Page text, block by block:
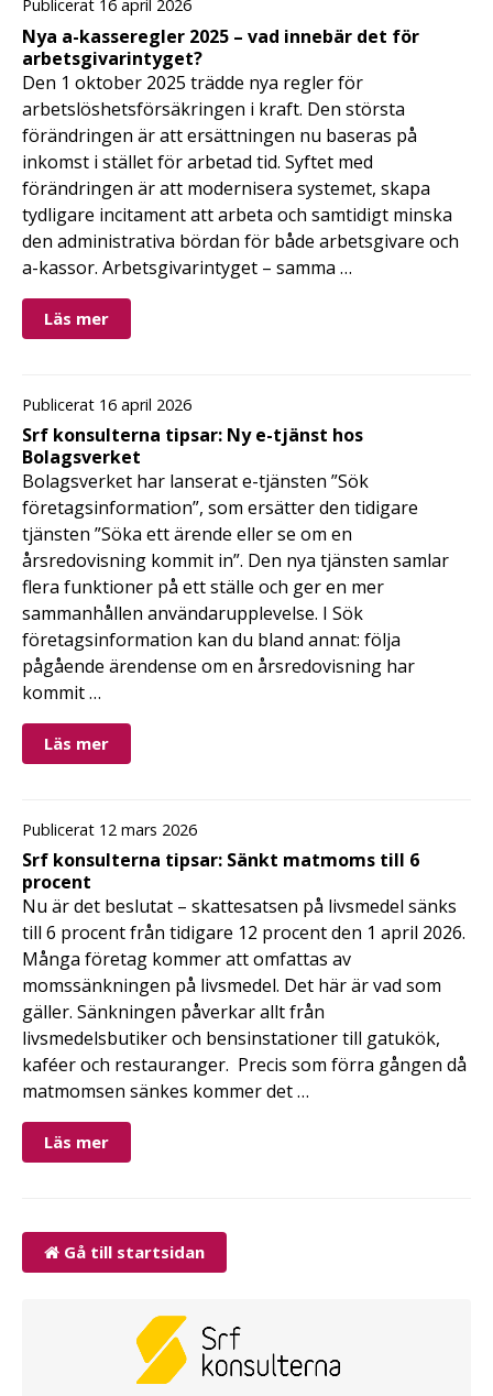
Publicerat 16 april 2026
Nya a-kasseregler 2025 – vad innebär det för
arbetsgivarintyget?
Den 1 oktober 2025 trädde nya regler för
arbetslöshetsförsäkringen i kraft. Den största
förändringen är att ersättningen nu baseras på
inkomst i stället för arbetad tid. Syftet med
förändringen är att modernisera systemet, skapa
tydligare incitament att arbeta och samtidigt minska
den administrativa bördan för både arbetsgivare och
a-kassor. Arbetsgivarintyget – samma …
Läs mer
Publicerat 16 april 2026
Srf konsulterna tipsar: Ny e-tjänst hos
Bolagsverket
Bolagsverket har lanserat e-tjänsten ”Sök
företagsinformation”, som ersätter den tidigare
tjänsten ”Söka ett ärende eller se om en
årsredovisning kommit in”. Den nya tjänsten samlar
flera funktioner på ett ställe och ger en mer
sammanhållen användarupplevelse. I Sök
företagsinformation kan du bland annat: följa
pågående ärendense om en årsredovisning har
kommit …
Läs mer
Publicerat 12 mars 2026
Srf konsulterna tipsar: Sänkt matmoms till 6
procent
Nu är det beslutat – skattesatsen på livsmedel sänks
till 6 procent från tidigare 12 procent den 1 april 2026.
Många företag kommer att omfattas av
momssänkningen på livsmedel. Det här är vad som
gäller. Sänkningen påverkar allt från
livsmedelsbutiker och bensinstationer till gatukök,
kaféer och restauranger. Precis som förra gången då
matmomsen sänkes kommer det …
Läs mer
Gå till startsidan